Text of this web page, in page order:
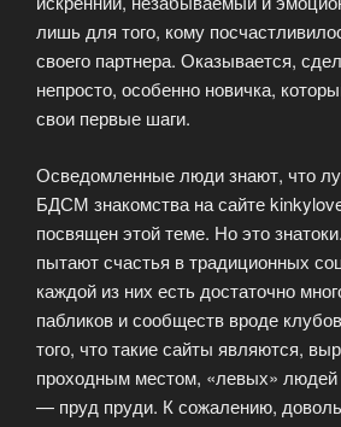
лишь для того, кому
своего партнера. Оказывается,
непросто, особенно новичка,
свои первые шаги.
Осведомленные люди знают, что
БДСМ знакомства на сайте
посвящен этой теме. Но это
пытают счастья в традиционных
каждой из них есть достаточно
пабликов и сообществ вроде
того, что такие сайты являются,
проходным местом, «левых» людей
— пруд пруди. К сожалению,